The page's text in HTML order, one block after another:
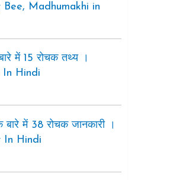
Bee, Madhumakhi in
में 15 रोचक तथ्य ।
In Hindi
में 38 रोचक जानकारी ।
In Hindi